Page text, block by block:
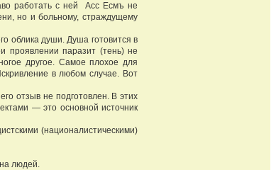
работать с ней Асс Есмъ не
но и больному, страждущему
облика души. Душа готовится в
проявлении паразит (тень) не
другое. Самое плохое для
в любом случае. Вот
отзыв не подготовлен. В этих
— это основной источник
(националистическими)
людей.